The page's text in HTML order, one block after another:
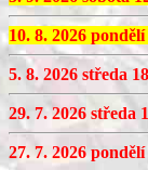
10. 8. 2026 pondělí
5. 8. 2026 středa
29. 7. 2026 středa
27. 7. 2026 pondělí